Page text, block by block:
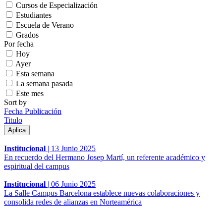
Cursos de Especialización
Estudiantes
Escuela de Verano
Grados
Por fecha
Hoy
Ayer
Esta semana
La semana pasada
Este mes
Sort by
Fecha Publicación
Titulo
Institucional | 13 Junio 2025
En recuerdo del Hermano Josep Martí, un referente académico y
espiritual del campus
Institucional | 06 Junio 2025
La Salle Campus Barcelona establece nuevas colaboraciones y
consolida redes de alianzas en Norteamérica